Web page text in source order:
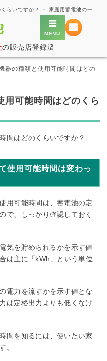
の販売店登録済
器の種類と使用可能時間はどの
用可能時間はどのくら
間はどのくらいですか？
使用可能時間は変わっ
用可能時間は、蓄電池の定
で、しっかり確認しておく
気を貯められるかを示す値
は主に「kWh」という単位
電力を流すかを示す値とな
は定格出力よりも低くなけ
間を知るには、使いたい家
。